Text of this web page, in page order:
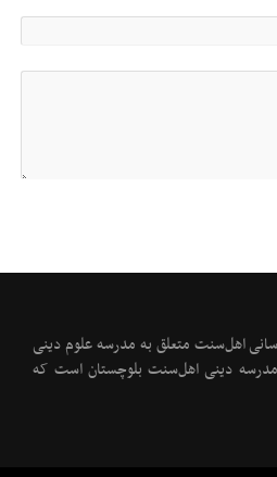
اهل‌سنت متعلق به مدرسه علوم دینی
دینی اهل‌سنت بلوچستان است که